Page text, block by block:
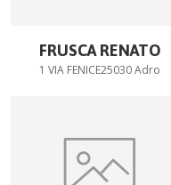
FRUSCA RENATO
1 VIA FENICE25030 Adro